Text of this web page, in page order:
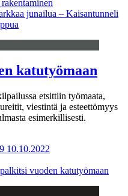
junailua – Kaisantunneli
katutyömaan
etsittiin työmaata,
viestintä ja esteettömyys
esimerkillisesti.
10.10.2022
vuoden katutyömaan